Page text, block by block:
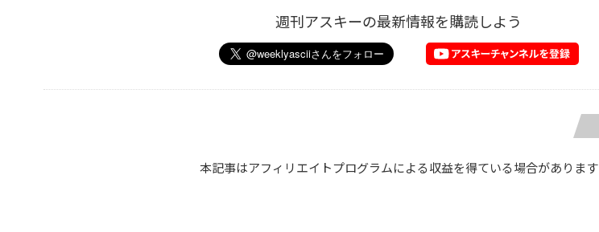
週刊アスキーの最新情報を購読しよう
本記事はアフィリエイトプログラムによる収益を得ている場合があります